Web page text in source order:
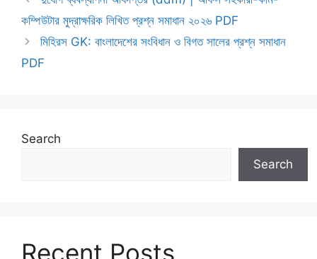
কম্পিউটার মুদ্রাক্ষরিক লিখিত প্রশ্ন সমাধান ২০২৬ PDF
মিহিরস GK: বাংলাদেশের সংবিধান ও বিগত সালের প্রশ্ন সমাধান
PDF
Search
Search
Recent Posts